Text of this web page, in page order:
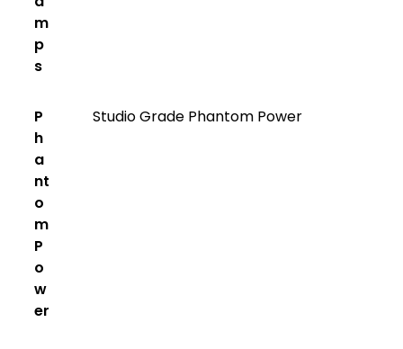
m
p
s
P
h
a
nt
o
m
P
o
w
er
Studio Grade Phantom Power